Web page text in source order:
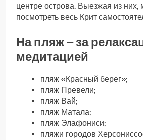
центре острова. Выезжая из них,
посмотреть весь Крит
На пляж – за
медитацией
пляж «Красный берег»;
пляж Превели;
пляж Вай;
пляж Матала;
пляж Элафониси;
пляжи городов